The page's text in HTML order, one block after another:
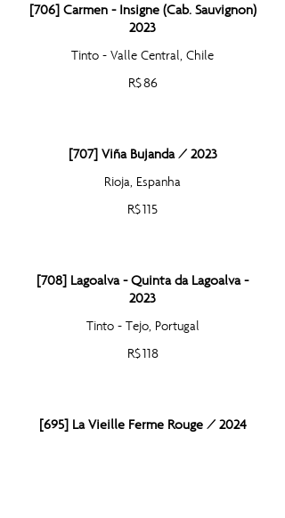
[706] Carmen - Insigne (Cab. Sauvignon)
2023
Tinto - Valle Central, Chile
R$ 86
[707] Viña Bujanda / 2023
Rioja, Espanha
R$ 115
[708] Lagoalva - Quinta da Lagoalva -
2023
Tinto - Tejo, Portugal
R$ 118
[695] La Vieille Ferme Rouge / 2024